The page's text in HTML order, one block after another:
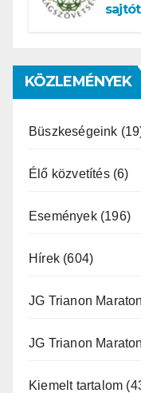
KÖZLEMÉNYEK
Büszkeségeink
Élő közvetítés(6)
Események(196)
Hírek (604)
JG Trianon
JG Trianon
Kiemelt tartalom